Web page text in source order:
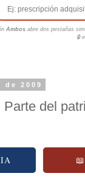
Ambosabre dos pestañas
🔒
2009
del